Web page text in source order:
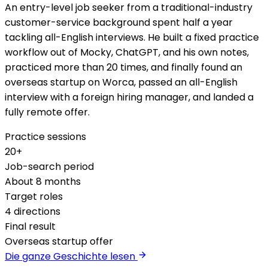
An entry-level job seeker from a traditional-industry
customer-service background spent half a year
tackling all-English interviews. He built a fixed practice
workflow out of Mocky, ChatGPT, and his own notes,
practiced more than 20 times, and finally found an
overseas startup on Worca, passed an all-English
interview with a foreign hiring manager, and landed a
fully remote offer.
Practice sessions
20+
Job-search period
About 8 months
Target roles
4 directions
Final result
Overseas startup offer
Die ganze Geschichte lesen